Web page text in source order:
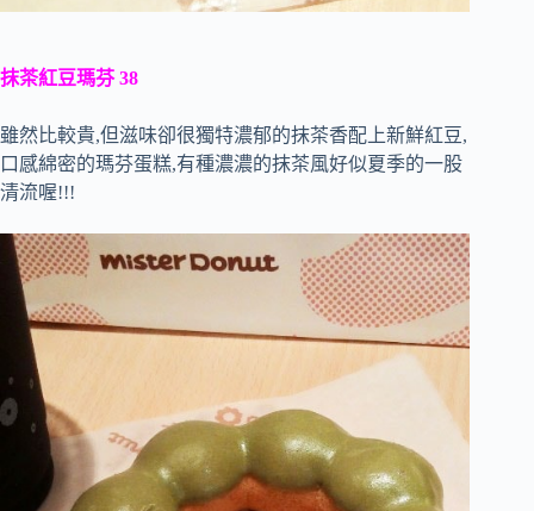
抹茶紅豆瑪芬 38
雖然比較貴,但滋味卻很獨特濃郁的抹茶香配上新鮮紅豆,
口感綿密的瑪芬蛋糕,有種濃濃的抹茶風好似夏季的一股
清流喔!!!